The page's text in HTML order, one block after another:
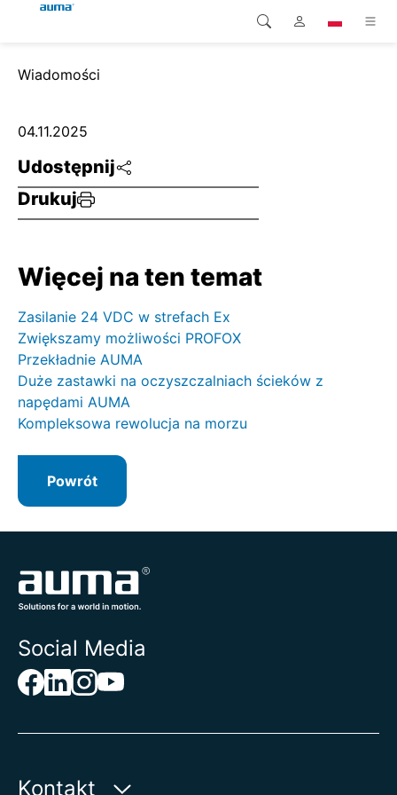
Produkty
Rozwiązania
Pliki do pobrania
Serwis
Global
Europa
Azja i Pacyfik
Ameryka Północna
Wyszukaj
Wiadomości
Udostępnij
Drukuj
04.11.2025
Więcej na ten temat
Zasilanie 24 VDC w strefach Ex
Zwiększamy możliwości PROFOX
Przekładnie AUMA
Duże zastawki na oczyszczalniach ścieków z
napędami AUMA
Kompleksowa rewolucja na morzu
Powrót
Social Media
Kontakt